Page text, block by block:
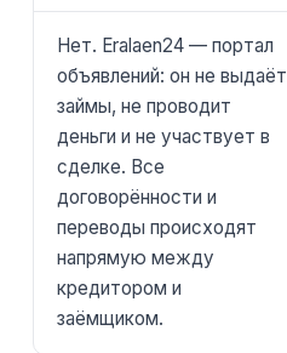
Нет. Eralaen24 — портал
объявлений: он не выдаёт
займы, не проводит
деньги и не участвует в
сделке. Все
договорённости и
переводы происходят
напрямую между
кредитором и
заёмщиком.